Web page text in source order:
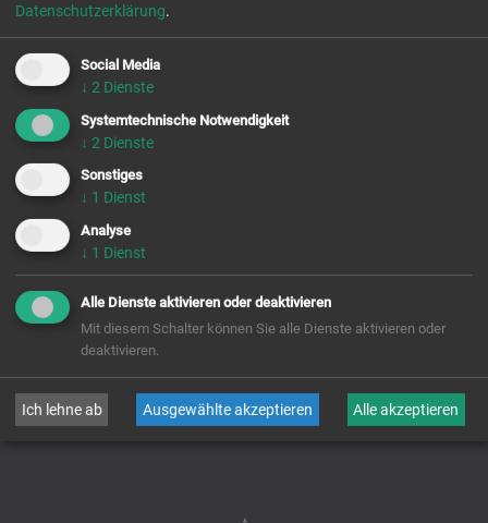
Eintritt:
8. 9. 1994
Ewige Profess:
Priesterweihe:
14. 8. 2000
Namenstag:
zurück
Datenschutzerklärung.
Social Media
↓ 2 Dienste
Systemtechnische Notwendigkeit
↓ 2 Dienste
Sonstiges
↓ 1 Dienst
Analyse
↓ 1 Dienst
Alle Dienste aktivieren oder deaktivieren
Mit diesem Schalter können Sie alle Dienste aktivieren oder
deaktivieren.
Ich lehne ab Ausgewählte akzeptieren Alle akzeptieren